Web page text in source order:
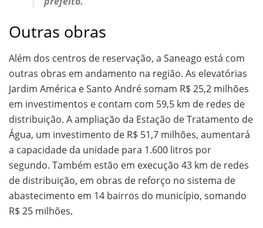
Outras obras
Além dos centros de reservação, a Saneago está com
outras obras em andamento na região. As elevatórias
Jardim América e Santo André somam R$ 25,2 milhões
em investimentos e contam com 59,5 km de redes de
distribuição. A ampliação da Estação de Tratamento de
Água, um investimento de R$ 51,7 milhões, aumentará
a capacidade da unidade para 1.600 litros por
segundo. Também estão em execução 43 km de redes
de distribuição, em obras de reforço no sistema de
abastecimento em 14 bairros do município, somando
R$ 25 milhões.